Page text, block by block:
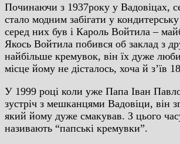
Починаючи з 1937року у Вадовіцах,
стало модним забігати у
серед них був і Кароль Войтила –
Якось Войтила побився об заклад з
найбільше кремувок, він їх дуже
місце йому не дісталось, хоча й з’їв
У 1999 році коли уже Папа Іван
зустріч з мешканцями Вадовіци, він
який йому дуже смакував. З цього
називають “папські кремувки”.